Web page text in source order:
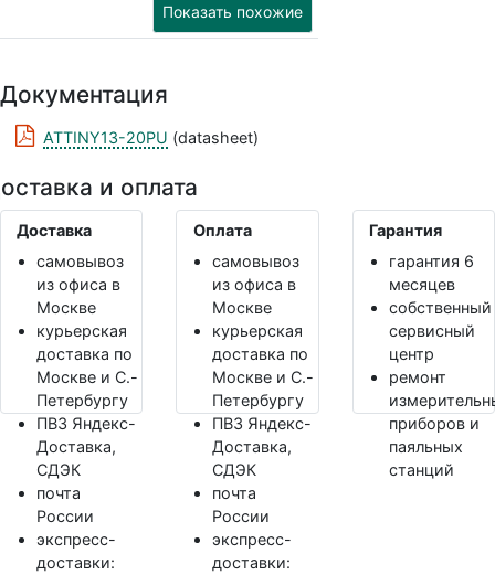
Показать похожие
Документация
ATTINY13-20PU (datasheet)
и оплата
Доставка
самовывоз
из офиса в
Москве
курьерская
доставка по
Москве и С.-
Петербургу
ПВЗ Яндекс-
Доставка,
СДЭК
почта
России
экспресс-
доставки:
Оплата
самовывоз
из офиса в
Москве
курьерская
доставка по
Москве и С.-
Петербургу
ПВЗ Яндекс-
Доставка,
СДЭК
почта
России
экспресс-
доставки:
Гарантия
гарантия 6
месяцев
собственный
сервисный
центр
ремонт
приборов и
паяльных
станций